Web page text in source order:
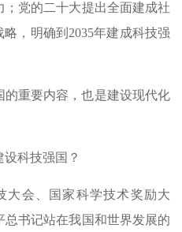
党的二十大提出全面建成社
，明确到2035年建成科技强
的重要内容，也是建设现代化
科技强国？
大会、国家科学技术奖励大
书记站在我国和世界发展的